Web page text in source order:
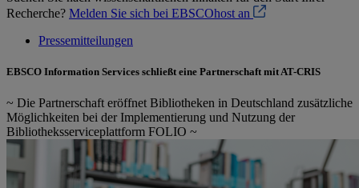
Recherche? Melden Sie sich bei EBSCOhost an
Pressemitteilungen
EBSCO Information Services schließt eine Partnerschaft mit AT-CRIS
~ Die Partnerschaft eröffnet Bibliotheken in Deutschland zusätzliche
Möglichkeiten bei der Implementierung und Nutzung der
Bibliotheksserviceplattform FOLIO ~